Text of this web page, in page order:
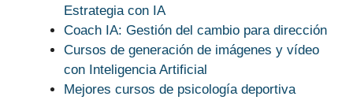
Estrategia con IA
Coach IA: Gestión del cambio para dirección
Cursos de generación de imágenes y vídeo
con Inteligencia Artificial
Mejores cursos de psicología deportiva